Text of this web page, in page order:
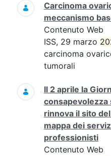
Carcinoma
meccanismo
Contenuto Web
ISS, 29 marzo
carcinoma
tumorali
Il 2 aprile la
consapevolezza
rinnova il sito
mappa dei
professionisti
Contenuto Web